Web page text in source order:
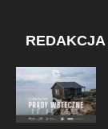
REDAKCJA